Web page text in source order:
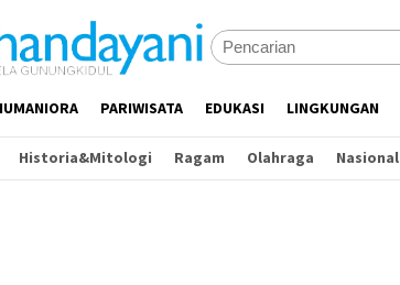
PARIWISATA EDUKASI LINGKUNGAN
Historia&Mitologi Ragam Olahraga Nasional